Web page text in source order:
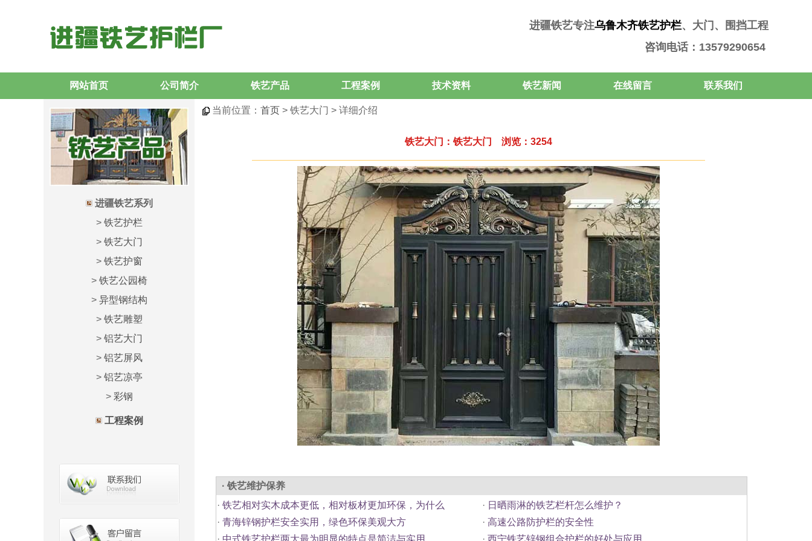
进疆铁艺专注乌鲁木齐铁艺护栏、大门、围挡工程
咨询电话：13579290654
网站首页 公司简介 铁艺产品 工程案例 技术资料 铁艺新闻 在线留言 联系我们
进疆铁艺系列
> 铁艺护栏
> 铁艺大门
> 铁艺护窗
> 铁艺公园椅
> 异型钢结构
> 铁艺雕塑
> 铝艺大门
> 铝艺屏风
> 铝艺凉亭
> 彩钢
工程案例
当前位置： 首页 > 铁艺大门 > 详细介绍
铁艺大门：铁艺大门 浏览：3254
· 铁艺维护保养
· 铁艺相对实木成本更低，相对板材更加环保，为什么 · 日晒雨淋的铁艺栏杆怎么维护？
· 青海锌钢护栏安全实用，绿色环保美观大方 · 高速公路防护栏的安全性
· 中式铁艺护栏两大最为明显的特点是简洁与实用 · 西宁铁艺锌钢组合护栏的好处与应用